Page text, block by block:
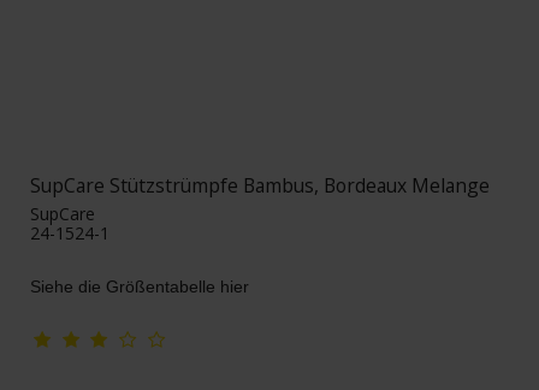
SupCare Stützstrümpfe Bambus, Bordeaux Melange
SupCare
24-1524-1
Siehe die Größentabelle hier